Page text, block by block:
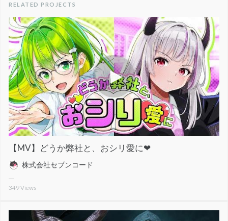
RELATED PROJECTS
【MV】どうか弊社と、おシリ愛に❤
株式会社セブンコード
349Views